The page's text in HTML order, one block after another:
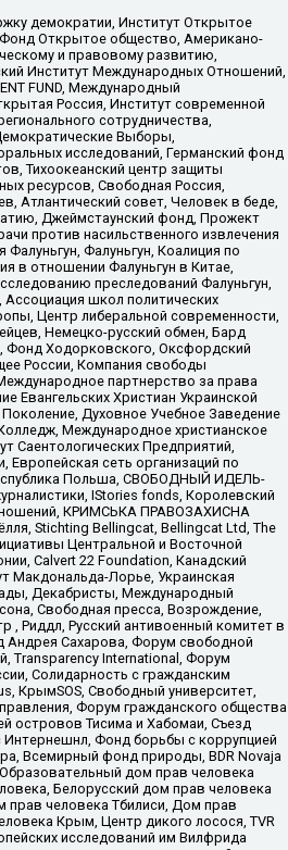
демократии, Институт Открытое
Открытое общество, Американо-
и правовому развитию,
Институт Международных Отношений,
FUND, Международный
Россия, Институт современной
сотрудничества,
Выборы,
исследований, Германский фонд
Тихоокеанский центр защиты
ресурсов, Свободная Россия,
Атлантический совет, Человек в беде,
Джеймстаунский фонд, Прожект
против насильственного извлечения
Фалуньгун, Коалиция по
в отношении Фалуньгун в Китае,
преследований Фалуньгун,
школ политических
Центр либеральной современности,
Немецко-русский обмен, Бард
Фонд Ходорковского, Оксфордский
России, Компания свободы
партнерство за права
Евангельских Христиан Украинской
Духовное Учебное Заведение
Международное христианское
Саентологических Предприятий,
Европейская сеть организаций по
Польша, СВОБОДНЫЙ ИДЕЛЬ-
IStories fonds, Королевский
КРИМСЬКА ПРАВОЗАХИСНА
Stichting Bellingcat, Bellingcat Ltd, The
Центральной и Восточной
Calvert 22 Foundation, Канадский
Макдональда-Лорье, Украинская
Декабристы, Международный
Свободная пресса, Возрождение,
, Риддл, Русский антивоенный комитет в
Сахарова, Форум свободной
Transparеncy International, Форум
Солидарность с гражданским
КрымSOS, Свободный университет,
Форум гражданского общества
островов Тисима и Хабомаи, Съезд
Интернешнл, Фонд борьбы с коррупцией
Всемирный фонд природы, BDR Novaja
дом прав человека
Белорусский дом прав человека
человека Тбилиси, Дом прав
Крым, Центр дикого лосося, TVR
исследований им Вилфрида